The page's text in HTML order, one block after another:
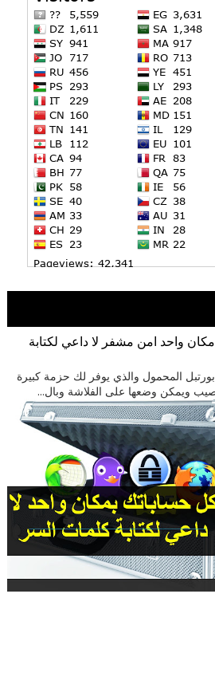
واحد امن مشفر لا داعي لكتابة
المحمول والذي يوفر لك حزمة كبيرة
ويمكن وضعها على الفلاشة وبال...